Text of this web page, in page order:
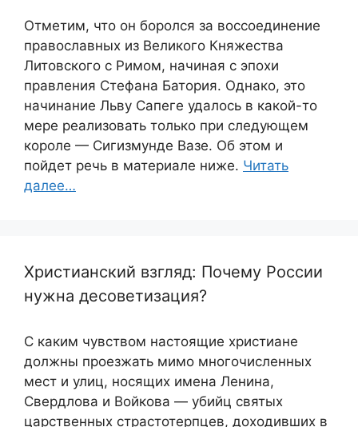
Отметим, что он боролся за воссоединение
православных из Великого Княжества
Литовского с Римом, начиная с эпохи
правления Стефана Батория. Однако, это
начинание Льву Сапеге удалось в какой-то
мере реализовать только при следующем
короле — Сигизмунде Вазе. Об этом и
пойдет речь в материале ниже. Читать
далее…
Христианский взгляд: Почему России
нужна десоветизация?
С каким чувством настоящие христиане
должны проезжать мимо многочисленных
мест и улиц, носящих имена Ленина,
Свердлова и Войкова — убийц святых
царственных страстотерпцев, доходивших в